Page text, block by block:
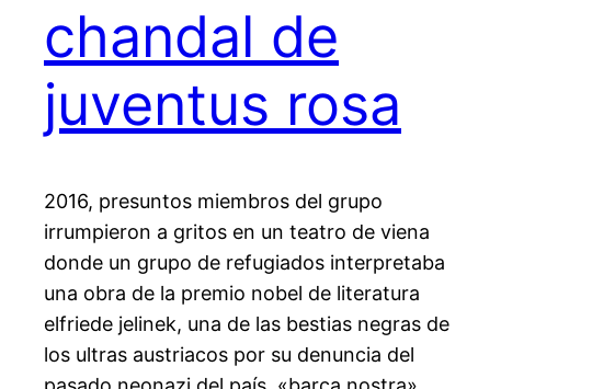
chandal de
juventus rosa
2016, presuntos miembros del grupo
irrumpieron a gritos en un teatro de viena
donde un grupo de refugiados interpretaba
una obra de la premio nobel de literatura
elfriede jelinek, una de las bestias negras de
los ultras austriacos por su denuncia del